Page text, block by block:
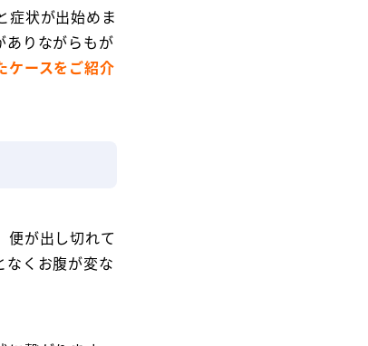
症状が出始めま
ありながらもが
ケースをご紹介
便が出し切れて
なくお腹が変な